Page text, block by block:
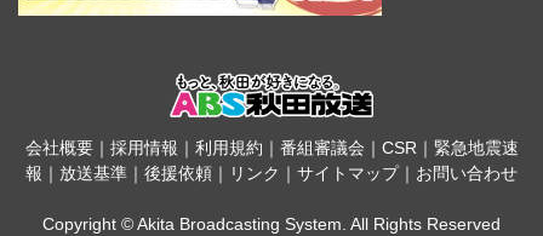
会社概要｜ 採用情報 ｜ 利用規約 ｜ 番組審議会 ｜ CSR｜ 緊急地震速
報 ｜ 放送基準 ｜ 後援依頼 ｜ リンク ｜ サイトマップ｜ お問い合わせ
Copyright © Akita Broadcasting System. All Rights Reserved